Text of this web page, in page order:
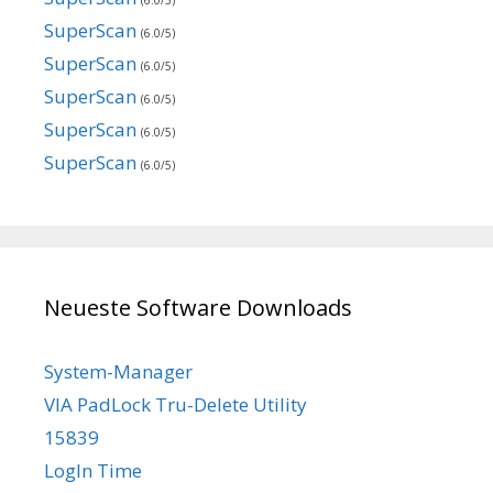
SuperScan (6.0/5)
SuperScan (6.0/5)
SuperScan (6.0/5)
SuperScan (6.0/5)
SuperScan (6.0/5)
Neueste Software Downloads
System-Manager
VIA PadLock Tru-Delete Utility
15839
LogIn Time